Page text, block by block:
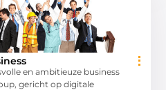
en ambitieuze business
gericht op digitale